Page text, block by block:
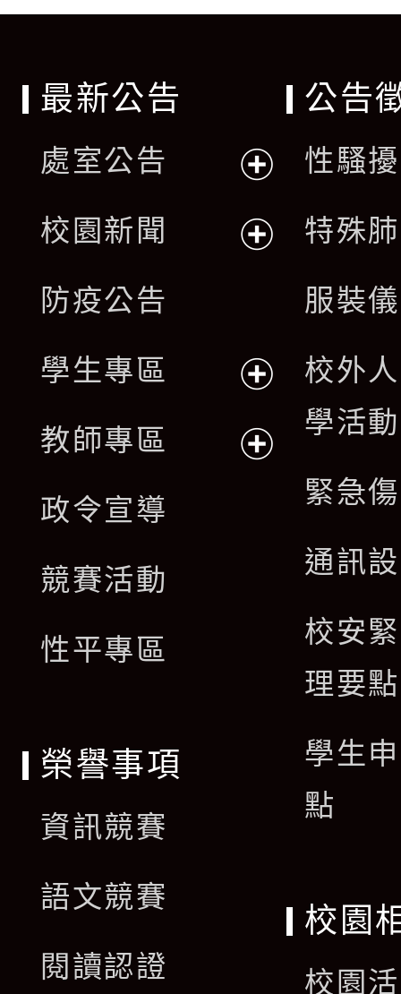
最新公告
處室公告
開
單
校園新聞
選
單
防疫公告
學生專區
開
教師專區
政令宣導
競賽活動
性平專區
公告
性騷
特殊
服裝
校外
學活
緊急
通訊
校安
理要點
學生
點
榮譽事項
資訊競賽
語文競賽
閱讀認證
校園
校園